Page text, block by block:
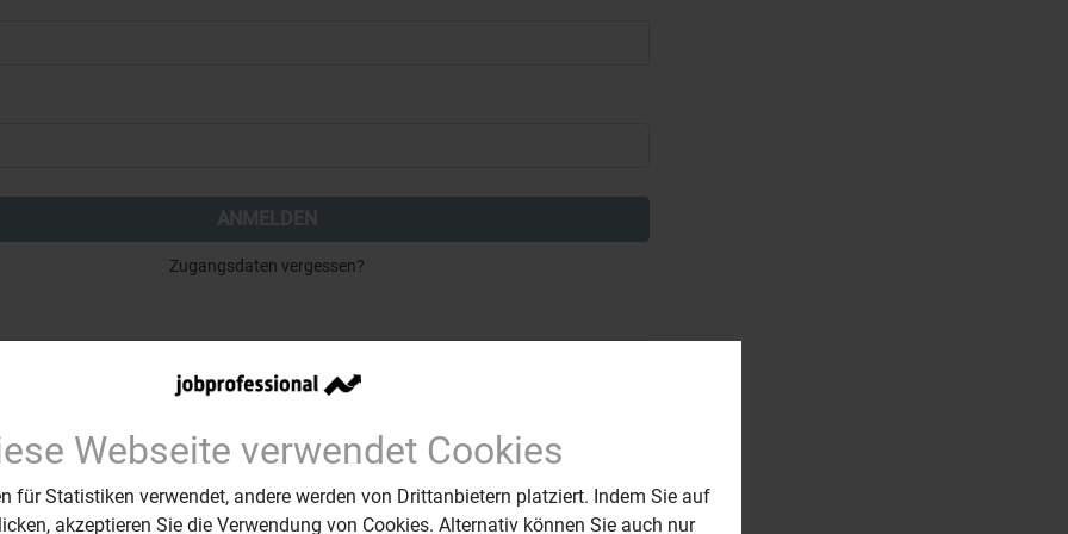
Webseite verwendet Cookies
für Statistiken verwendet, andere werden von Drittanbietern platziert. Indem Sie auf
akzeptieren Sie die Verwendung von Cookies. Alternativ können Sie auch nur
ANMELDEN
Zugangsdaten vergessen?
Sie haben noch kein Profil?
REGISTRIEREN